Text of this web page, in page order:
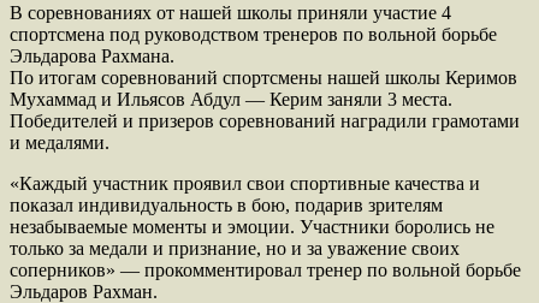
В соревнованиях от нашей школы приняли участие 4
спортсмена под руководством тренеров по вольной борьбе
Эльдарова Рахмана.
По итогам соревнований спортсмены нашей школы Керимов
Мухаммад и Ильясов Абдул — Керим заняли 3 места.
Победителей и призеров соревнований наградили грамотами
и медалями.
«Каждый участник проявил свои спортивные качества и
показал индивидуальность в бою, подарив зрителям
незабываемые моменты и эмоции. Участники боролись не
только за медали и признание, но и за уважение своих
соперников» — прокомментировал тренер по вольной борьбе
Эльдаров Рахман.